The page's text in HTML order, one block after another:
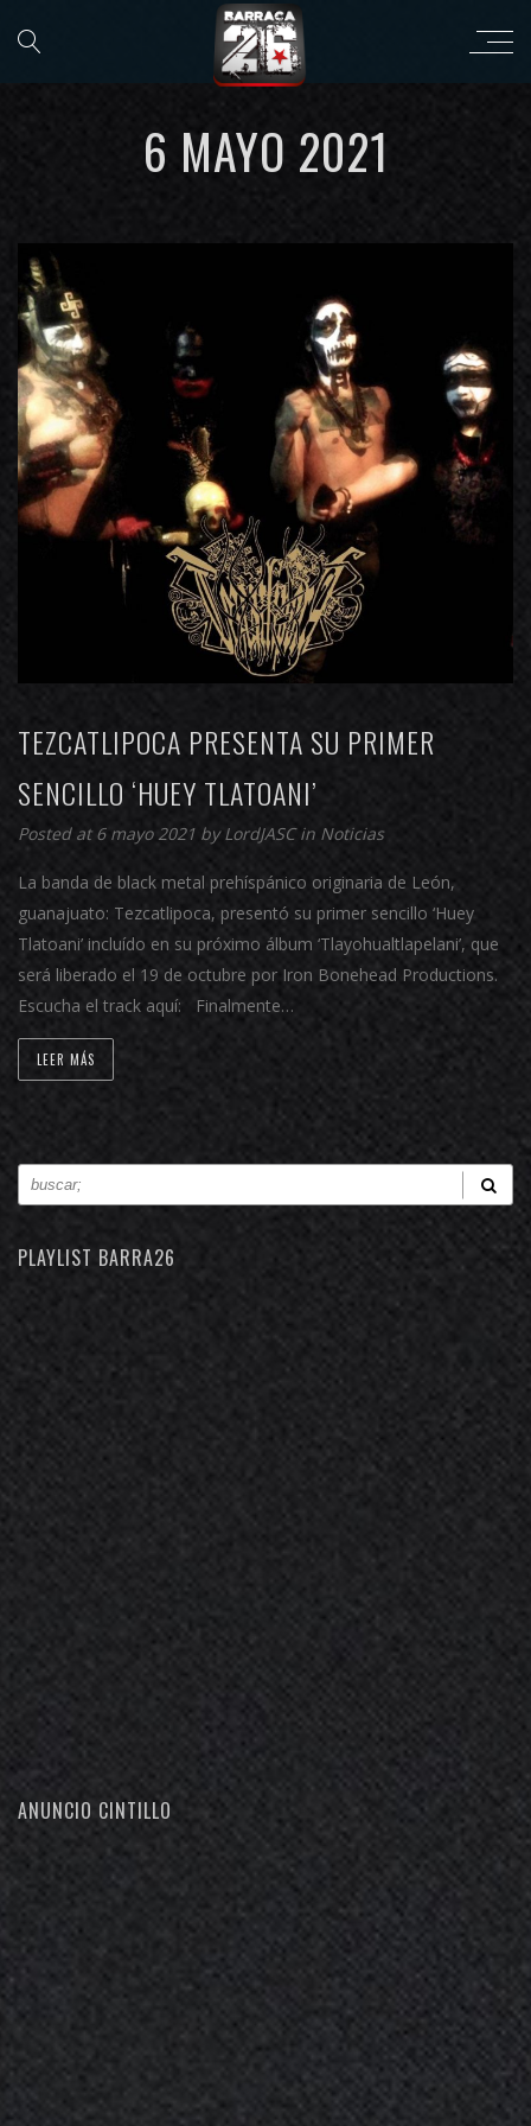
6 MAYO 2021
TEZCATLIPOCA PRESENTA SU PRIMER
SENCILLO ‘HUEY TLATOANI’
Posted at 6 mayo 2021 byLordJASCin Noticias
La banda de black metal prehíspánico originaria de León,
guanajuato: Tezcatlipoca, presentó su primer sencillo ‘Huey
Tlatoani’ incluído en su próximo álbum ‘Tlayohualtlapelani’, que
será liberado el 19 de octubre por Iron Bonehead Productions.
Escucha el track aquí: Finalmente…
LEER MÁS
PLAYLIST BARRA26
ANUNCIO CINTILLO